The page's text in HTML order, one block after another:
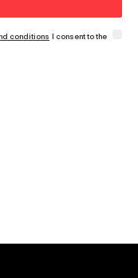
I consent to the
conditions